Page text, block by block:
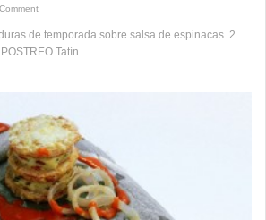
de temporada sobre salsa de espinacas. 2.
Tatín...